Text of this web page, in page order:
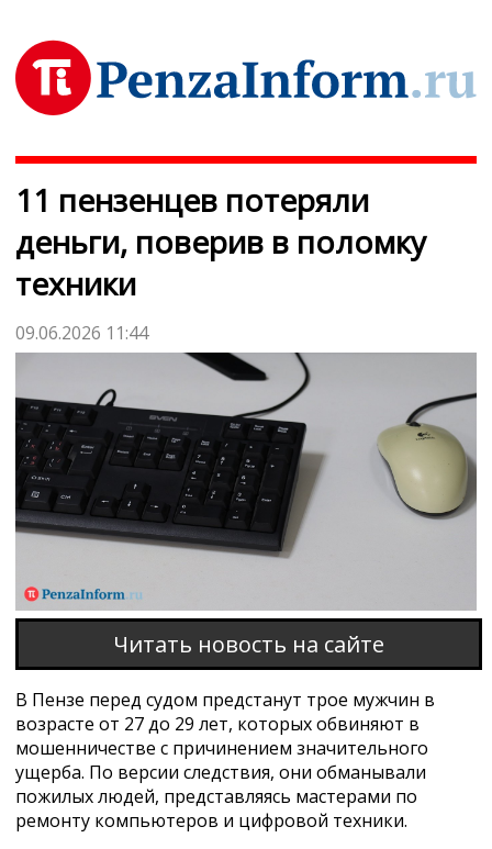
11 пензенцев потеряли
деньги, поверив в поломку
техники
09.06.2026 11:44
Читать новость на сайте
В Пензе перед судом предстанут трое мужчин в
возрасте от 27 до 29 лет, которых обвиняют в
мошенничестве с причинением значительного
ущерба. По версии следствия, они обманывали
пожилых людей, представляясь мастерами по
ремонту компьютеров и цифровой техники.